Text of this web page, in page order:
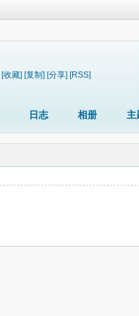
[收藏] [复制] [分享] [RSS]
日志 相册 主